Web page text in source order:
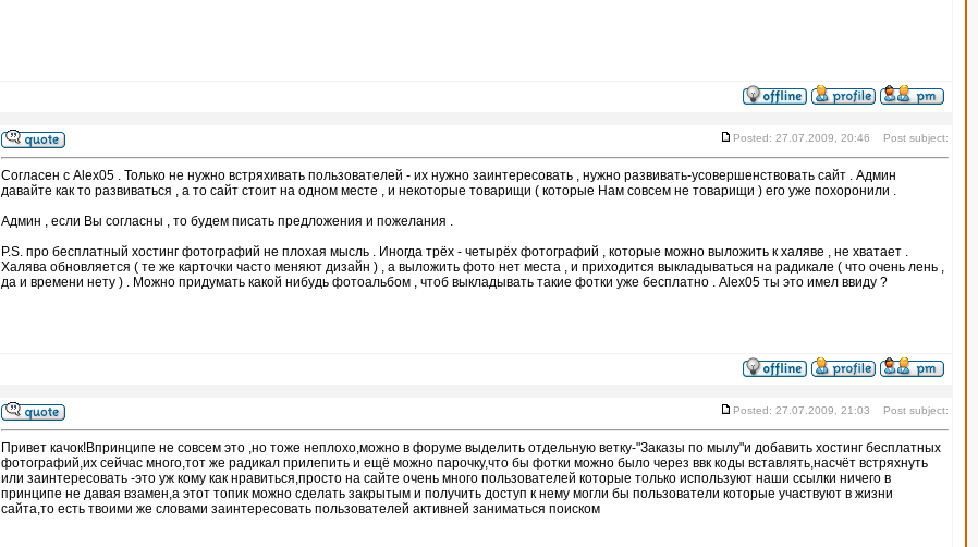
Posted: 27.07.2009, 20:46 Post subject:
Согласен с Alex05 . Только не нужно встряхивать пользователей - их нужно заинтересовать , нужно развивать-усовершенствовать сайт . Админ
давайте как то развиваться , а то сайт стоит на одном месте , и некоторые товарищи ( которые Нам совсем не товарищи ) его уже похоронили .
Админ , если Вы согласны , то будем писать предложения и пожелания .
P.S. про бесплатный хостинг фотографий не плохая мысль . Иногда трёх - четырёх фотографий , которые можно выложить к халяве , не хватает .
Халява обновляется ( те же карточки часто меняют дизайн ) , а выложить фото нет места , и приходится выкладываться на радикале ( что очень лень ,
да и времени нету ) . Можно придумать какой нибудь фотоальбом , чтоб выкладывать такие фотки уже бесплатно . Alex05 ты это имел ввиду ?
Posted: 27.07.2009, 21:03 Post subject:
Привет качок!Впринципе не совсем это ,но тоже неплохо,можно в форуме выделить отдельную ветку-"Заказы по мылу"и добавить хостинг бесплатных
фотографий,их сейчас много,тот же радикал прилепить и ещё можно парочку,что бы фотки можно было через ввк коды вставлять,насчёт встряхнуть
или заинтересовать -это уж кому как нравиться,просто на сайте очень много пользователей которые только используют наши ссылки ничего в
принципе не давая взамен,а этот топик можно сделать закрытым и получить доступ к нему могли бы пользователи которые участвуют в жизни
сайта,то есть твоими же словами заинтересовать пользователей активней заниматься поиском